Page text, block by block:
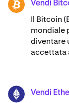
BTC Vendi
Il Bitcoin
mondiale
diventare
accettata
ETH Vendi